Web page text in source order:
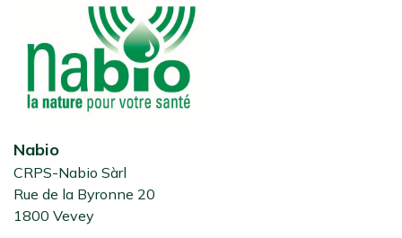
Nabio
CRPS-Nabio Sàrl
Rue de la Byronne 20
1800 Vevey